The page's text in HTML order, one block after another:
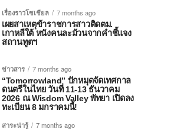
เรื่องราวโซเชียล
7 months ago
เผยสาเหตุข้าราชการสาวติดตม.
เกาหลีใต้ หนังคนละม้วนจากคำชี้แจง
สถานทูตฯ
ข่าวสาร
7 months ago
“Tomorrowland” ปักหมุดจัดเทศกาล
ดนตรีในไทย วันที่ 11-13 ธันวาคม
2026 ณ Wisdom Valley พัทยา เปิดลง
ทะเบียน 8 มกราคมนี้!
สาระน่ารู้
7 months ago